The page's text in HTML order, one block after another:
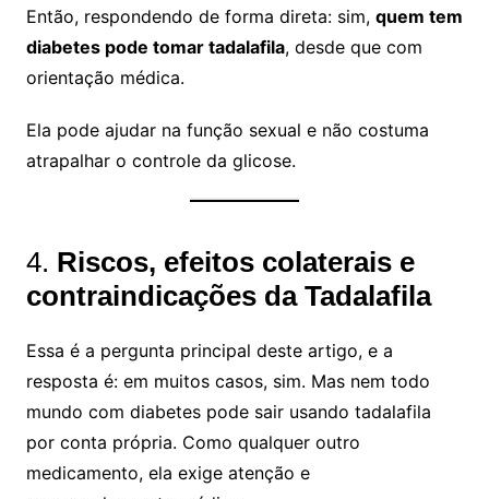
Então, respondendo de forma direta: sim, quem tem
diabetes pode tomar tadalafila, desde que com
orientação médica.
Ela pode ajudar na função sexual e não costuma
atrapalhar o controle da glicose.
4. Riscos, efeitos colaterais e
contraindicações da Tadalafila
Essa é a pergunta principal deste artigo, e a
resposta é: em muitos casos, sim. Mas nem todo
mundo com diabetes pode sair usando tadalafila
por conta própria. Como qualquer outro
medicamento, ela exige atenção e